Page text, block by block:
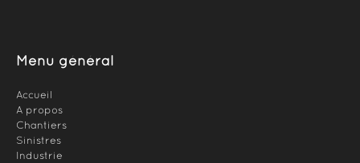
Menu général
Accueil
A propos
Chantiers
Sinistres
Industrie